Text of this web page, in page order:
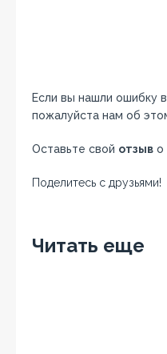
Если вы нашли ошибку
пожалуйста нам об
Оставьте свой отзыв о
Поделитесь с друзьями!
Читать еще